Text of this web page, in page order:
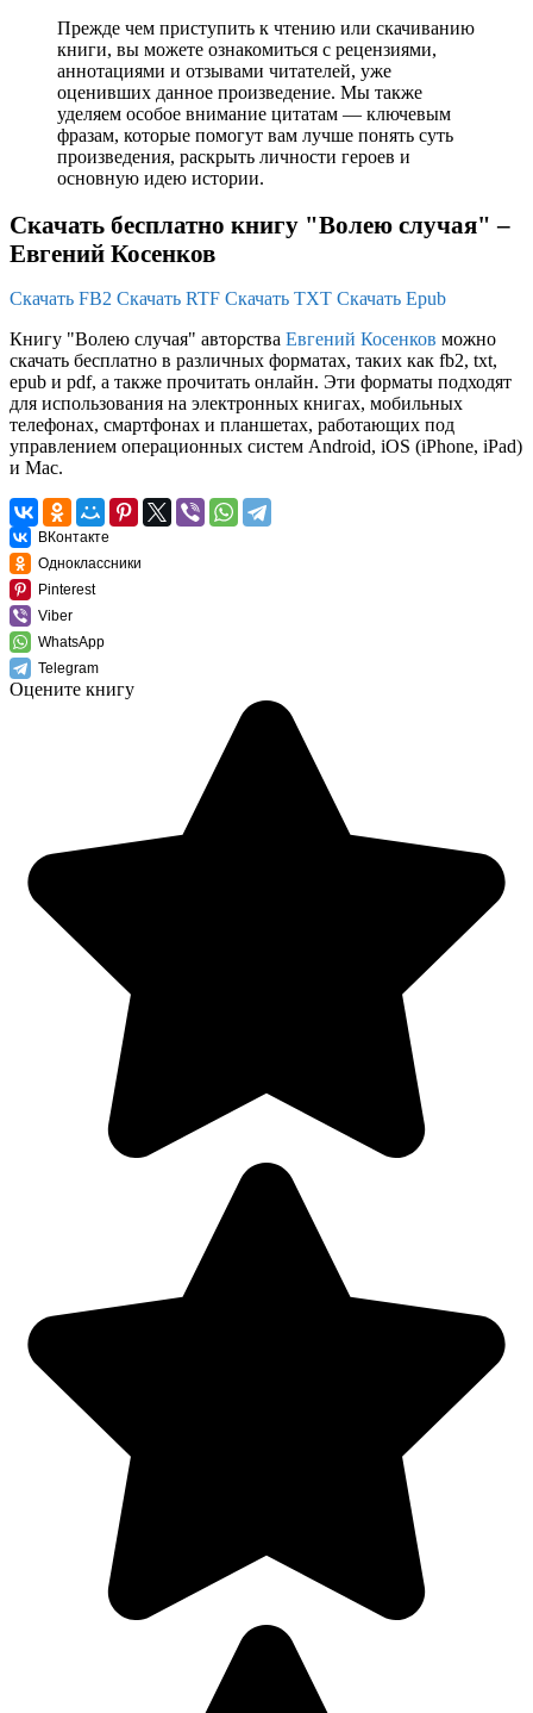
Прежде чем приступить к чтению или скачиванию
книги, вы можете ознакомиться с рецензиями,
аннотациями и отзывами читателей, уже
оценивших данное произведение. Мы также
уделяем особое внимание цитатам — ключевым
фразам, которые помогут вам лучше понять суть
произведения, раскрыть личности героев и
основную идею истории.
Скачать бесплатно книгу "Волею случая" –
Евгений Косенков
Скачать FB2 Скачать RTF Скачать TXT Скачать Epub
Книгу "Волею случая" авторства Евгений Косенков можно
скачать бесплатно в различных форматах, таких как fb2, txt,
epub и pdf, а также прочитать онлайн. Эти форматы подходят
для использования на электронных книгах, мобильных
телефонах, смартфонах и планшетах, работающих под
управлением операционных систем Android, iOS (iPhone, iPad)
и Mac.
ВКонтакте
Одноклассники
Pinterest
Viber
WhatsApp
Telegram
Оцените книгу